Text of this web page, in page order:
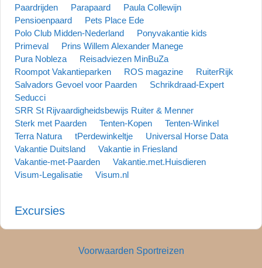
Paardrijden
Parapaard
Paula Collewijn
Pensioenpaard
Pets Place Ede
Polo Club Midden-Nederland
Ponyvakantie kids
Primeval
Prins Willem Alexander Manege
Pura Nobleza
Reisadviezen MinBuZa
Roompot Vakantieparken
ROS magazine
RuiterRijk
Salvadors Gevoel voor Paarden
Schrikdraad-Expert
Seducci
SRR St Rijvaardigheidsbewijs Ruiter & Menner
Sterk met Paarden
Tenten-Kopen
Tenten-Winkel
Terra Natura
tPerdewinkeltje
Universal Horse Data
Vakantie Duitsland
Vakantie in Friesland
Vakantie-met-Paarden
Vakantie.met.Huisdieren
Visum-Legalisatie
Visum.nl
Excursies
Voorwaarden Sportreizen